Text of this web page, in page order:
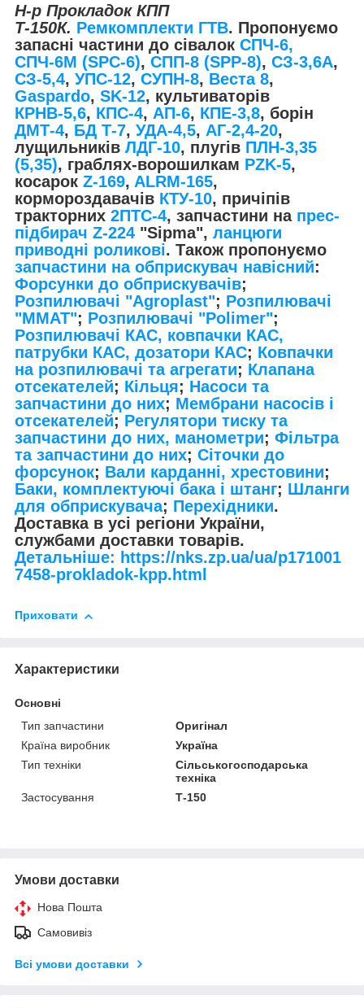
Н-р Прокладок КПП
Т-150К. Ремкомплекти ГТВ. Пропонуємо
запасні частини до сівалок СПЧ-6,
СПЧ-6М (ЅРС-6), СПП-8 (SPP-8), СЗ-3,6А,
СЗ-5,4, УПС-12, СУПН-8, Веста 8,
Gaspardo, SK-12, культиваторів
КРНВ-5,6, КПС-4, АП-6, КПЕ-3,8, борін
ДМТ-4, БД Т-7, УДА-4,5, АГ-2,4-20,
лущильників ЛДГ-10, плугів ПЛН-3,35
(5,35), граблях-ворошилкам PZK-5,
косарок Z-169, ALRM-165,
кормороздавачів КТУ-10, причіпів
тракторних 2ПТС-4, запчастини на прес-
підбирач Z-224 "Sipma", ланцюги
приводні роликові. Також пропонуємо
запчастини на обприскувач навісний:
Форсунки до обприскувачів;
Розпилювачі "Agroplast"; Розпилювачі
"MMAT"; Розпилювачі "Polimer";
Розпилювачі КАС, ковпачки КАС,
патрубки КАС, дозатори КАС; Ковпачки
на розпилювачі та агрегати; Клапана
отсекателей; Кільця; Насоси та
запчастини до них; Мембрани насосів і
отсекателей; Регулятори тиску та
запчастини до них, манометри; Фільтра
та запчастини до них; Сіточки до
форсунок; Вали карданні, хрестовини;
Баки, комплектуючі бака і штанг; Шланги
для обприскувача; Перехідники.
Доставка в усі регіони України,
службами доставки товарів.
Детальніше: https://nks.zp.ua/ua/p171001
7458-prokladok-kpp.html
Приховати
Характеристики
Основні
Тип запчастини
Оригінал
Країна виробник
Україна
Тип техніки
Сільськогосподарська
техніка
Застосування
Т-150
Умови доставки
Нова Пошта
Самовивіз
Всі умови доставки